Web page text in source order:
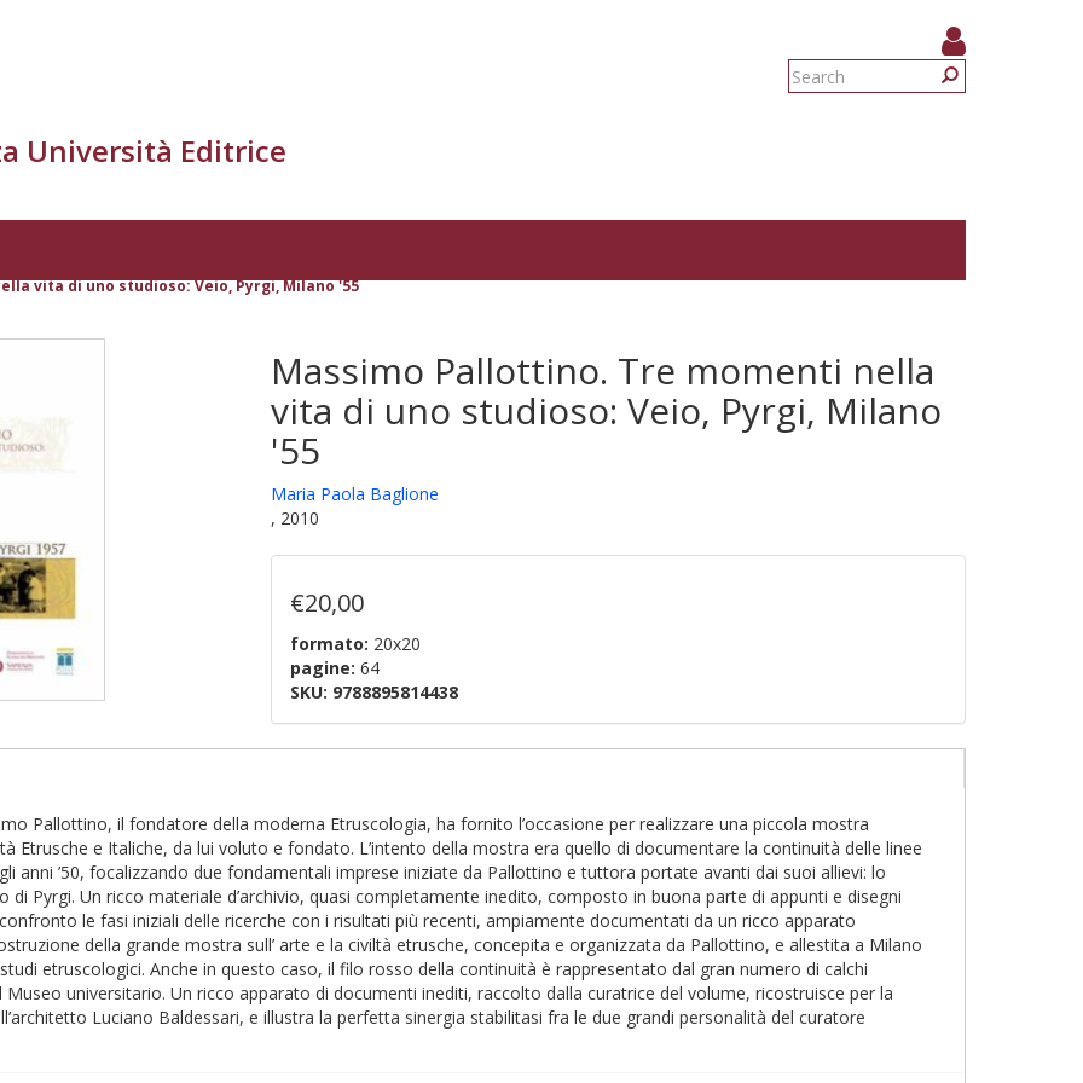
Search
Università Editrice
vita di uno studioso: Veio, Pyrgi, Milano '55
Massimo Pallottino. Tre momenti nella
vita di uno studioso: Veio, Pyrgi, Milano
'55
Maria Paola Baglione
, 2010
€20,00
formato: 20x20
pagine: 64
SKU: 9788895814438
Pallottino, il fondatore della moderna Etruscologia, ha fornito l’occasione per realizzare una piccola mostra
Etrusche e Italiche, da lui voluto e fondato. L’intento della mostra era quello di documentare la continuità delle linee
anni ’50, focalizzando due fondamentali imprese iniziate da Pallottino e tuttora portate avanti dai suoi allievi: lo
Pyrgi. Un ricco materiale d’archivio, quasi completamente inedito, composto in buona parte di appunti e disegni
le fasi iniziali delle ricerche con i risultati più recenti, ampiamente documentati da un ricco apparato
della grande mostra sull’ arte e la civiltà etrusche, concepita e organizzata da Pallottino, e allestita a Milano
etruscologici. Anche in questo caso, il filo rosso della continuità è rappresentato dal gran numero di calchi
universitario. Un ricco apparato di documenti inediti, raccolto dalla curatrice del volume, ricostruisce per la
Luciano Baldessari, e illustra la perfetta sinergia stabilitasi fra le due grandi personalità del curatore